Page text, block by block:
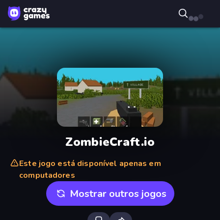
ZombieCraft.io
Este jogo está disponível apenas em
computadores
Mostrar outros jogos